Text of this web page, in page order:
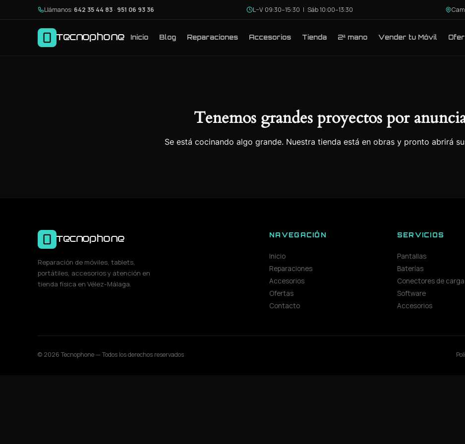
Llámanos: 642 35 44 83 · 951 06 93 36 L–V 09:30–15:30 | Sáb 10:00–13:30
Tecnophone Inicio Blog Reparaciones Accesorios Tienda 2ª mano Vender tu Móvil
Tenemos grandes proyectos por
Se está cocinando algo grande. Nuestra tienda está en obras y pronto abrirá
Tecnophone
Reparación de móviles, tablets,
portátiles, accesorios y atención en
tienda física en Vélez-Málaga.
NAVEGACIÓN
Inicio
Reparaciones
Accesorios
Ofertas
Contacto
SERVICIOS
Pantallas
Baterías
Conectores de carga
Software
Accesorios
© 2026 Tecnophone — Todos los derechos reservados